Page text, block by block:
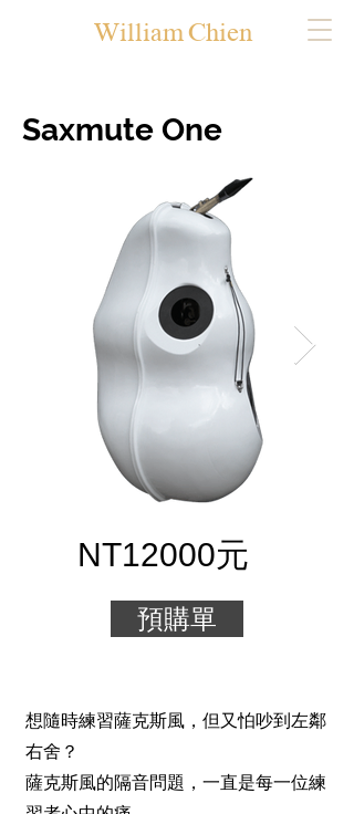
William Chien
Saxmute One
NT12000元
預購單
想隨時練習薩克斯風，但又怕吵到左鄰
右舍？
薩克斯風的隔音問題，一直是每一位練